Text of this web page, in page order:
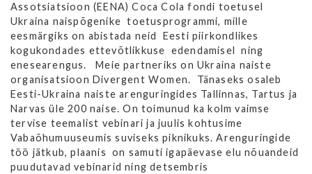
Assotsiatsioon (EENA) Coca Cola fondi toetusel
Ukraina naispõgenike toetusprogrammi, mille
eesmärgiks on abistada neid Eesti piirkondlikes
kogukondades ettevõtlikkuse edendamisel ning
enesearengus. Meie partneriks on Ukraina naiste
organisatsioon Divergent Women. Tänaseks osaleb
Eesti-Ukraina naiste arenguringides Tallinnas, Tartus ja
Narvas üle 200 naise. On toimunud ka kolm vaimse
tervise teemalist vebinari ja juulis kohtusime
Vabaõhumuuseumis suviseks piknikuks. Arenguringide
töö jätkub, plaanis on samuti igapäevase elu nõuandeid
puudutavad vebinarid ning detsembris